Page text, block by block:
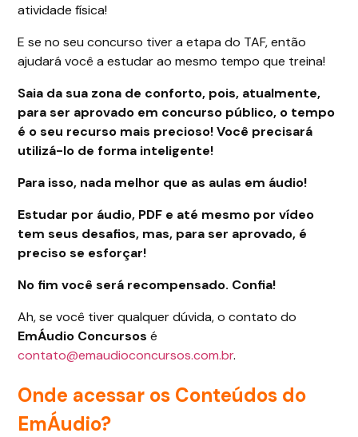
atividade física!
E se no seu concurso tiver a etapa do TAF, então
ajudará você a estudar ao mesmo tempo que treina!
Saia da sua zona de conforto, pois, atualmente,
para ser aprovado em concurso público, o tempo
é o seu recurso mais precioso! Você precisará
utilizá-lo de forma inteligente!
Para isso, nada melhor que as aulas em áudio!
Estudar por áudio, PDF e até mesmo por vídeo
tem seus desafios, mas, para ser aprovado, é
preciso se esforçar!
No fim você será recompensado. Confia!
Ah, se você tiver qualquer dúvida, o contato do
EmÁudio Concursos é
contato@emaudioconcursos.com.br.
Onde acessar os Conteúdos do
EmÁudio?